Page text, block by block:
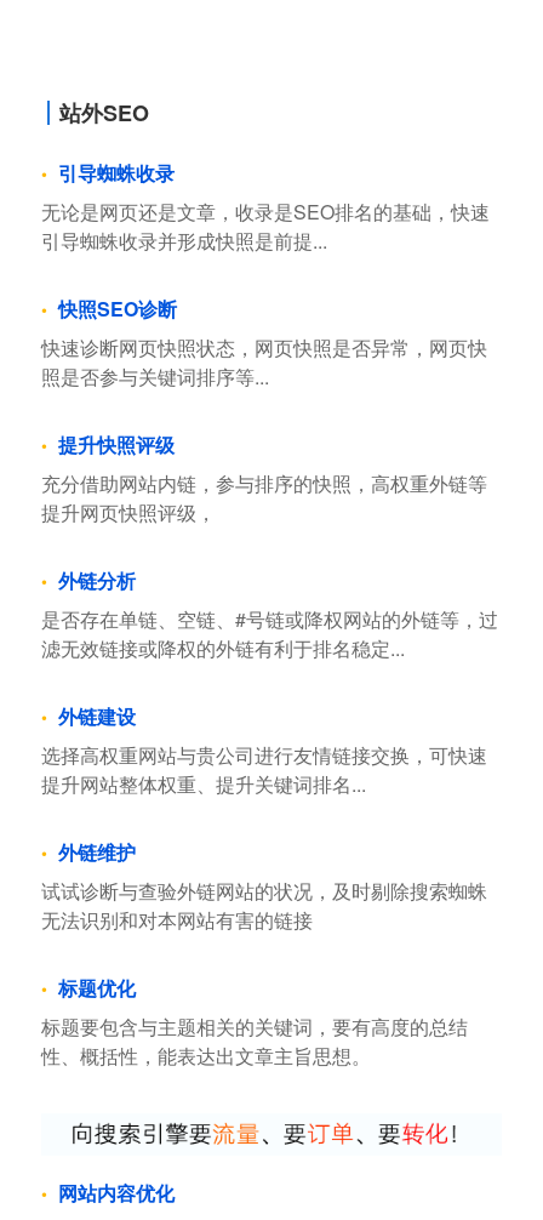
站外SEO
引导蜘蛛收录
无论是网页还是文章，收录是SEO排名的基础，快速
引导蜘蛛收录并形成快照是前提...
快照SEO诊断
快速诊断网页快照状态，网页快照是否异常，网页快
照是否参与关键词排序等...
提升快照评级
充分借助网站内链，参与排序的快照，高权重外链等
提升网页快照评级，
外链分析
是否存在单链、空链、#号链或降权网站的外链等，过
滤无效链接或降权的外链有利于排名稳定...
外链建设
选择高权重网站与贵公司进行友情链接交换，可快速
提升网站整体权重、提升关键词排名...
外链维护
试试诊断与查验外链网站的状况，及时剔除搜索蜘蛛
无法识别和对本网站有害的链接
标题优化
标题要包含与主题相关的关键词，要有高度的总结
性、概括性，能表达出文章主旨思想。
网站内容优化